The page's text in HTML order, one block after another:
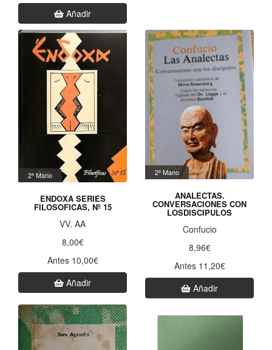
Añadir
2ª Mano
ENDOXA SERIES
FILOSOFICAS, Nº 15
VV. AA
8,00€
Antes 10,00€
Añadir
2ª Mano
ANALECTAS.
CONVERSACIONES CON
LOSDISCIPULOS
Confucio
8,96€
Antes 11,20€
Añadir